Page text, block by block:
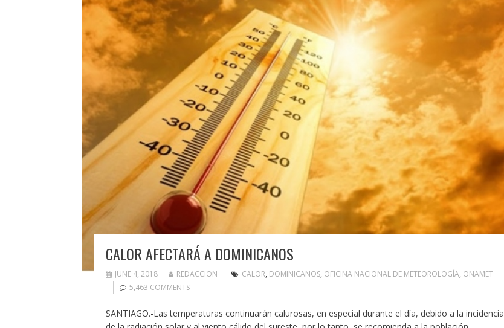
CALOR AFECTARÁ A DOMINICANOS
JUNE 4, 2018 REDACCION CALOR, DOMINICANOS, OFICINA NACIONAL DE METEOROLOGÍA, ONAMET
5,463 COMMENTS
SANTIAGO.-Las temperaturas continuarán calurosas, en especial durante el día, debido a la incidencia